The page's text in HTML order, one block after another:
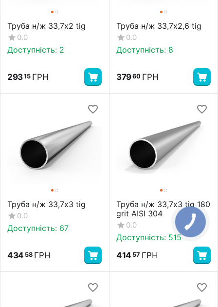
Труба н/ж 33,7х2 tig
0.0
Доступність: 2
29315 ГРН
Труба н/ж 33,7х2,6 tig
0.0
Доступність: 8
37960 ГРН
Труба н/ж 33,7х3 tig
0.0
Доступність: 67
434 58 ГРН
Труба н/ж 33,7х3 tig 180
grit AISI 304
0.0
Доступність: 515
414 57 ГРН